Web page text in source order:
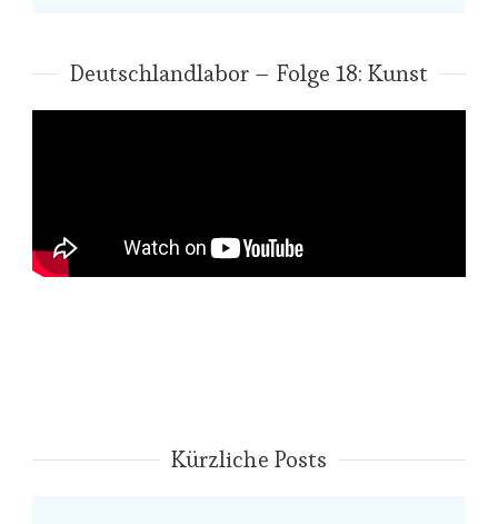
Deutschlandlabor – Folge 18: Kunst
Kürzliche Posts